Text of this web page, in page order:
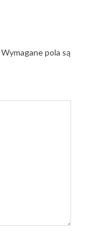
Wymagane pola są